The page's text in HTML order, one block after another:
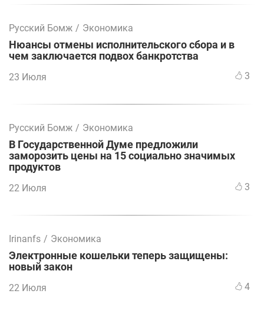
Русский Бомж / Экономика
Нюансы отмены исполнительского сбора и в
чем заключается подвох банкротства
23 Июля 3
Русский Бомж / Экономика
В Государственной Думе предложили
заморозить цены на 15 социально значимых
продуктов
22 Июля 3
Irinanfs / Экономика
Электронные кошельки теперь защищены:
новый закон
22 Июля 4